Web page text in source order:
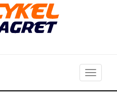
Toggle
navigation